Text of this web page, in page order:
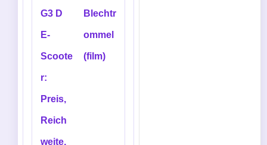
G3 D
E-
Scoote
r:
Preis,
Reich
weite,
Blechtr
ommel
(film)